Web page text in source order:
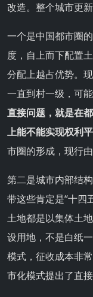
改造。整个城市更
一个是中国都市圈
度，自上而下配置
分配上越占优势。
一直到村一级，可
直接问题，就是在
上能不能实现权利平
市圈的形成，现行
第二是城市内部结
带这些肯定是“十四
土地都是以集体土
设用地，不是白纸
模式，征收成本非
市化模式提出了直接